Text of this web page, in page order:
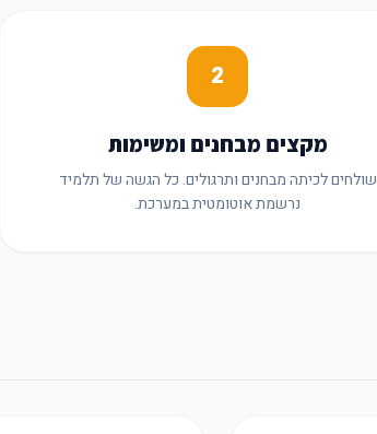
2
מקצים מבחנים ומשימות
שולחים לכיתה מבחנים ותרגולים. כל הגשה של תלמיד
נרשמת אוטומטית במערכת.